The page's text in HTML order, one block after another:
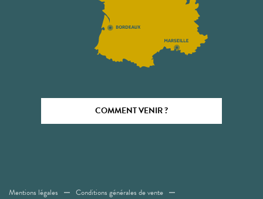
COMMENT VENIR ?
Mentions légales Conditions générales de vente